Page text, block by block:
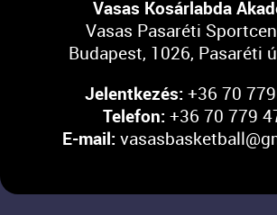
Vasas Kosárlabda
Vasas Pasaréti
Budapest, 1026, Pasaréti
Jelentkezés: +36 70
Telefon: +36 70 779
E-mail: